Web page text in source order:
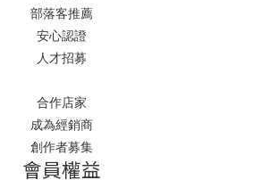
部落客推薦
安心認證
人才招募
合作店家
成為經銷商
創作者募集
會員權益